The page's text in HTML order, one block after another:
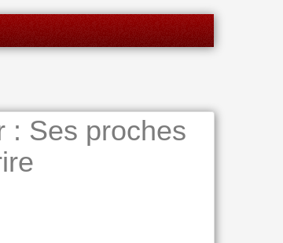
: Ses proches